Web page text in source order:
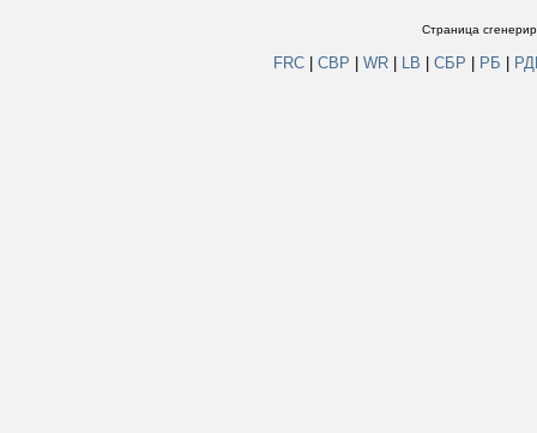
Страница
FRC СВР WR LB СБР РБ